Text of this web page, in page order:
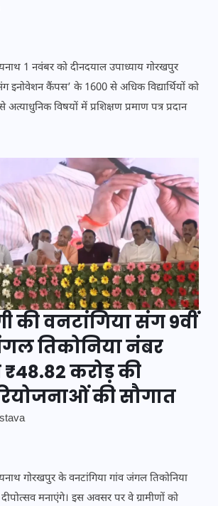
1 नवंबर को दीनदयाल उपाध्याय गोरखपुर
इनोवेशन कैंपस’ के 1600 से अधिक विद्यार्थियों को
विषयों में प्रशिक्षण प्रमाण पत्र प्रदान
की वनटांगिया संग 9वीं
तिकोनिया नंबर
₹48.82 करोड़ की
की सौगात
गोरखपुर के वनटांगिया गांव जंगल तिकोनिया
मनाएंगे। इस अवसर पर वे ग्रामीणों को